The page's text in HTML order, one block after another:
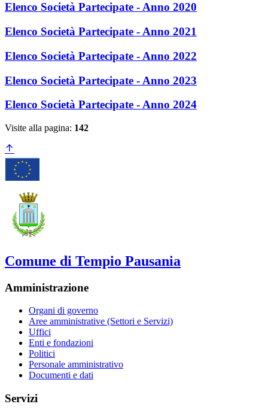
Elenco Società Partecipate - Anno 2020
Elenco Società Partecipate - Anno 2021
Elenco Società Partecipate - Anno 2022
Elenco Società Partecipate - Anno 2023
Elenco Società Partecipate - Anno 2024
Visite alla pagina: 142
Comune di Tempio Pausania
Amministrazione
Organi di governo
Aree amministrative (Settori e Servizi)
Uffici
Enti e fondazioni
Politici
Personale amministrativo
Documenti e dati
Servizi